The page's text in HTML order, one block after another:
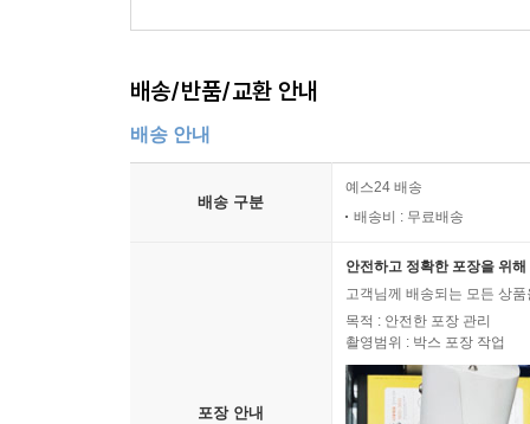
배송/반품/교환 안내
배송 안내
배송 구분
예스24 배송
배송비 : 무료배송
포장 안내
안전하고 정확한 포장을 위
고객님께 배송되는 모든 상
목적 : 안전한 포장 관리
촬영범위 : 박스 포장 작업